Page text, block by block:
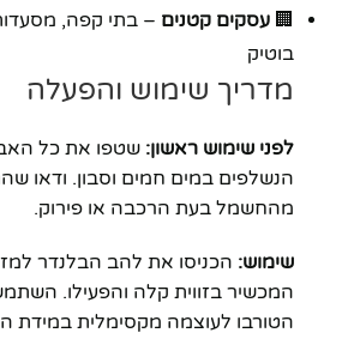
🏢 עסקים קטנים – בתי קפה,
בוטיק
מדריך שימוש והפעלה
לפני שימוש ראשון: שטפו את כל
הנשלפים במים חמים וסבון. ודאו
מהחשמל בעת הרכבה או פירוק.
שימוש: הכניסו את להב הבלנדר
המכשיר בזווית קלה והפעילו.
הטורבו לעוצמה מקסימלית במידת